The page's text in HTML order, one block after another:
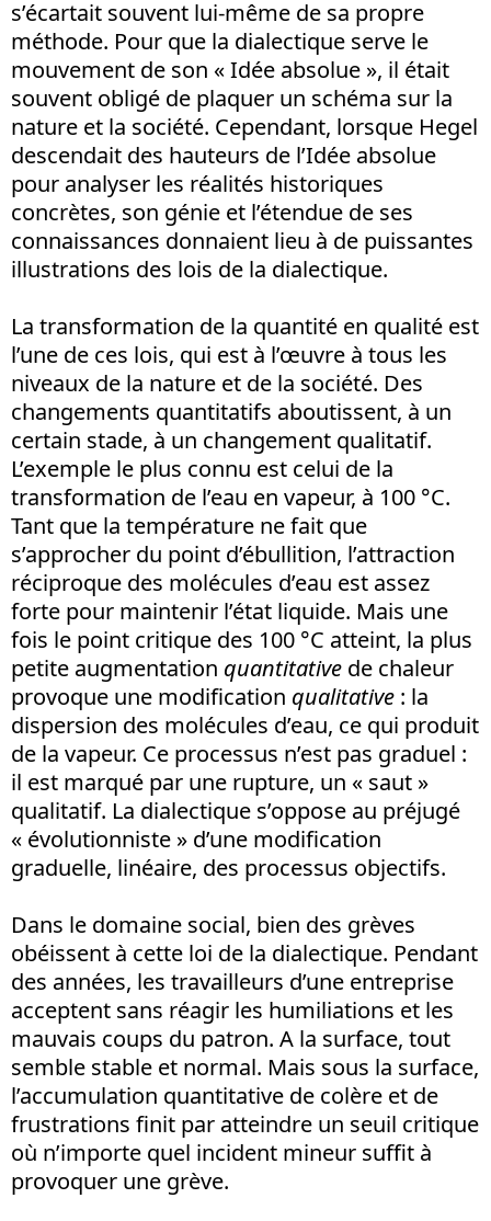
s’écartait souvent lui-même de sa propre
méthode. Pour que la dialectique serve le
mouvement de son « Idée absolue », il était
souvent obligé de plaquer un schéma sur la
nature et la société. Cependant, lorsque Hegel
descendait des hauteurs de l’Idée absolue
pour analyser les réalités historiques
concrètes, son génie et l’étendue de ses
connaissances donnaient lieu à de puissantes
illustrations des lois de la dialectique.
La transformation de la quantité en qualité est
l’une de ces lois, qui est à l’œuvre à tous les
niveaux de la nature et de la société. Des
changements quantitatifs aboutissent, à un
certain stade, à un changement qualitatif.
L’exemple le plus connu est celui de la
transformation de l’eau en vapeur, à 100 °C.
Tant que la température ne fait que
s’approcher du point d’ébullition, l’attraction
réciproque des molécules d’eau est assez
forte pour maintenir l’état liquide. Mais une
fois le point critique des 100 °C atteint, la plus
petite augmentation quantitative de chaleur
provoque une modification qualitative : la
dispersion des molécules d’eau, ce qui produit
de la vapeur. Ce processus n’est pas graduel :
il est marqué par une rupture, un « saut »
qualitatif. La dialectique s’oppose au préjugé
« évolutionniste » d’une modification
graduelle, linéaire, des processus objectifs.
Dans le domaine social, bien des grèves
obéissent à cette loi de la dialectique. Pendant
des années, les travailleurs d’une entreprise
acceptent sans réagir les humiliations et les
mauvais coups du patron. A la surface, tout
semble stable et normal. Mais sous la surface,
l’accumulation quantitative de colère et de
frustrations finit par atteindre un seuil critique
où n’importe quel incident mineur suffit à
provoquer une grève.